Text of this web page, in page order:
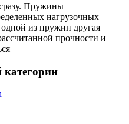
Пружины
нагрузочных
из пружин другая
прочности и
категории